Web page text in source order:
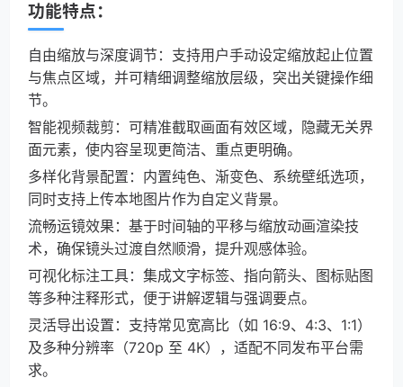
功能特点：
自由缩放与深度调节：支持用户手动设定缩放起止位置
与焦点区域，并可精细调整缩放层级，突出关键操作细
节。
智能视频裁剪：可精准截取画面有效区域，隐藏无关界
面元素，使内容呈现更简洁、重点更明确。
多样化背景配置：内置纯色、渐变色、系统壁纸选项，
同时支持上传本地图片作为自定义背景。
流畅运镜效果：基于时间轴的平移与缩放动画渲染技
术，确保镜头过渡自然顺滑，提升观感体验。
可视化标注工具：集成文字标签、指向箭头、图标贴图
等多种注释形式，便于讲解逻辑与强调要点。
灵活导出设置：支持常见宽高比（如 16:9、4:3、1:1）
及多种分辨率（720p 至 4K），适配不同发布平台需
求。